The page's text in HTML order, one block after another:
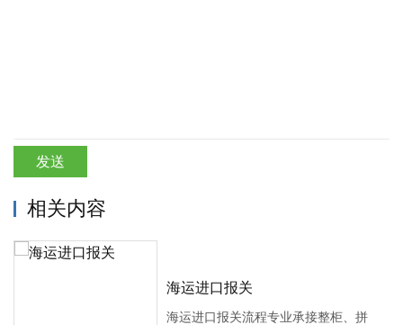
发送
相关内容
海运进口报关
海运进口报关流程专业承接整柜、拼